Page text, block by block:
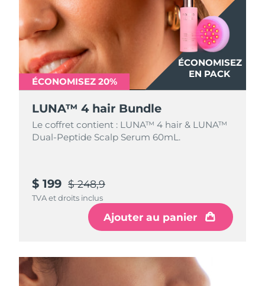
ÉCONOMISEZ
EN PACK
ÉCONOMISEZ 20%
LUNA™ 4 hair Bundle
Le coffret contient : LUNA™ 4 hair & LUNA™
Dual-Peptide Scalp Serum 60mL.
$ 199 $ 248,9
TVA et droits inclus
Ajouter au panier